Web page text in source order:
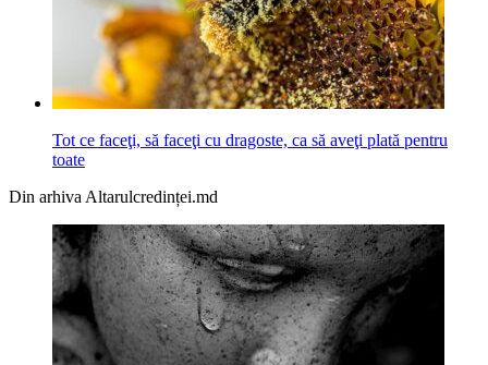
Tot ce faceţi, să faceţi cu dragoste, ca să aveţi plată pentru
toate
Din arhiva Altarulcredinței.md